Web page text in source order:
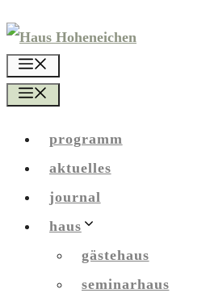
Zum
springen
programm
aktuelles
journal
haus
gästehaus
seminarhaus